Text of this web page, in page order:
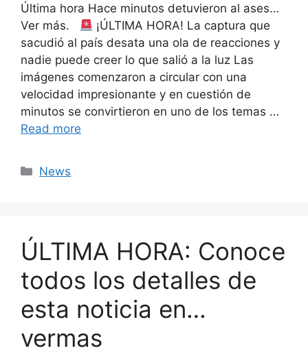
Última hora Hace minutos detuvieron al ases…
Ver más.
¡ÚLTIMA HORA! La captura que
sacudió al país desata una ola de reacciones y
nadie puede creer lo que salió a la luz Las
imágenes comenzaron a circular con una
velocidad impresionante y en cuestión de
minutos se convirtieron en uno de los temas …
Read more
Categories
News
ÚLTIMA HORA: Conoce
todos los detalles de
esta noticia en…
vermas